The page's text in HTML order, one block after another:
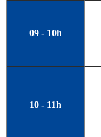
09 - 10h
10 - 11h